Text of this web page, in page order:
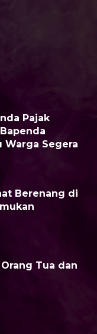
Pajak
Warga Segera
Berenang di
Tua dan